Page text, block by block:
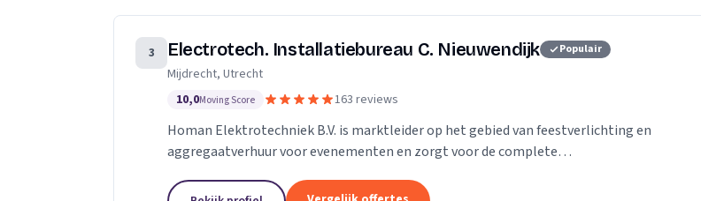
3 Electrotech. Installatiebureau C. Nieuwendijk Populair
Mijdrecht, Utrecht
10,0Moving Score 163 reviews
Homan Elektrotechniek B.V. is marktleider op het gebied van feestverlichting en
aggregaatverhuur voor evenementen en zorgt voor de complete